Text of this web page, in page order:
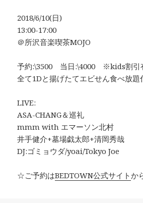
2018/6/10(日)
13:00-17:00
＠所沢音楽喫茶MOJO
予約:\3500 当日:\4000 ※kids割引
全て1Dと揚げたてエビせん食べ放題
LIVE:
ASA-CHANG＆巡礼
mmm with エマーソン北村
井手健介+墓場戯太郎+清岡秀哉
DJ:ゴミョウダ/yoai/Tokyo Joe
☆ご予約はBEDTOWN公式サイトか